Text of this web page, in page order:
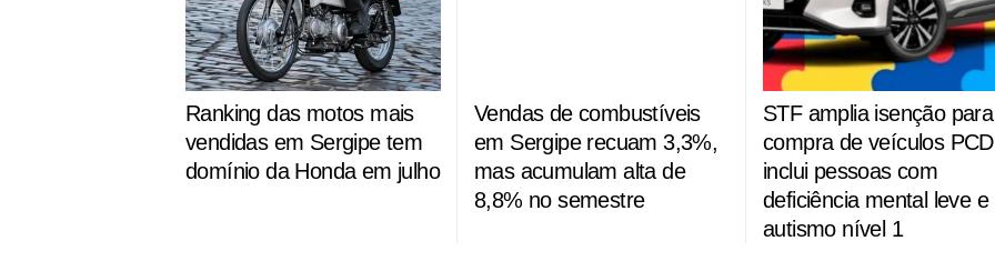
Ranking das motos mais
vendidas em Sergipe tem
domínio da Honda em julho
Vendas de combustíveis
em Sergipe recuam 3,3%,
mas acumulam alta de
8,8% no semestre
STF amplia isenção para
compra de veículos
inclui pessoas com
deficiência mental leve e
autismo nível 1